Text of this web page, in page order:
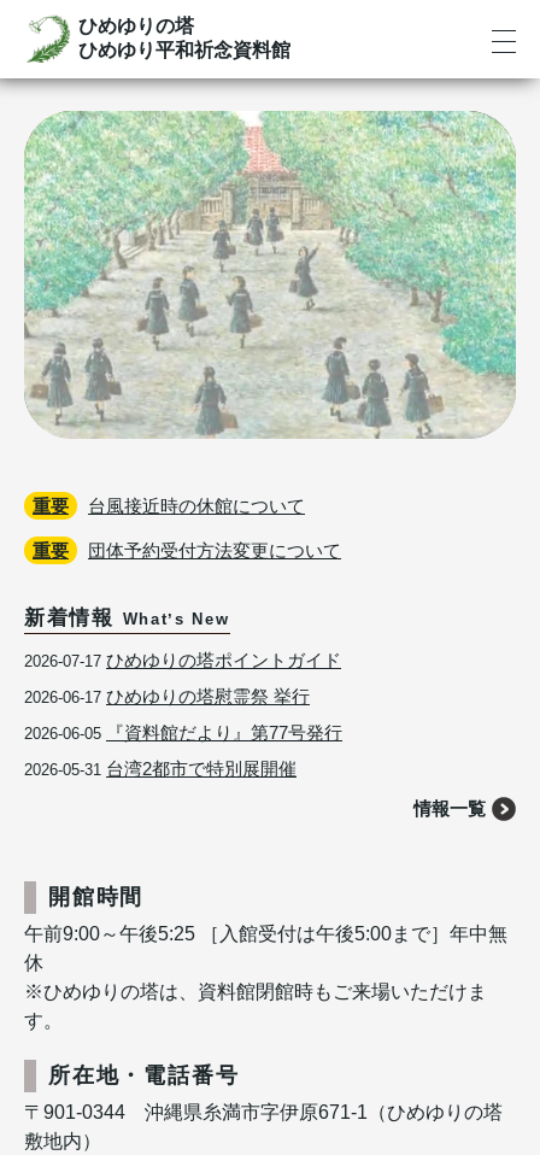
ひめゆりの塔
ひめゆり平和祈念資料館
ひめゆり平和祈念資料館は、
ひめゆり学徒隊の沖縄戦体験を伝える
平和ミュージアムです
重要 台風接近時の休館について
重要 団体予約受付方法変更について
新着情報 Whatʼs New
2026-07-17 ひめゆりの塔ポイントガイド
2026-06-17 ひめゆりの塔慰霊祭 挙行
2026-06-05 『資料館だより』第77号発行
2026-05-31 台湾2都市で特別展開催
情報一覧
開館時間
午前9:00～午後5:25 ［入館受付は午後5:00まで］年中無
休
※ひめゆりの塔は、資料館閉館時もご来場いただけま
す。
所在地・電話番号
〒901-0344 沖縄県糸満市字伊原671-1（ひめゆりの塔
敷地内）